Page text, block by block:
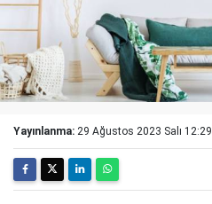
Yayınlanma: 29 Ağustos 2023 Salı 12:29